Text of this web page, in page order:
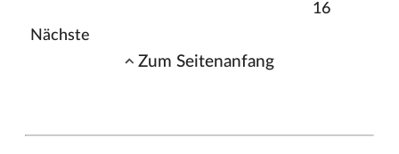
16
Nächste
Zum Seitenanfang